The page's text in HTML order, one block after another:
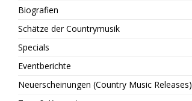
Biografien
Schätze der Countrymusik
Specials
Eventberichte
Neuerscheinungen (Country Music Releases)